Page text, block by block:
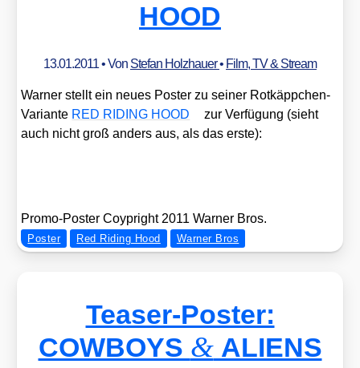
HOOD
13.01.2011• Von Stefan Holzhauer• Film, TV & Stream
War­ner stellt ein neu­es Pos­ter zu sei­ner Rot­käpp­chen-
Vari­an­te RED RIDING HOOD
zur Ver­fü­gung (sieht
auch nicht groß anders aus, als das ers­te):
Pro­mo-Pos­ter Coyp­right 2011 War­ner Bros.
Poster Red Riding Hood Warner Bros
Teaser-Poster:
COWBOYS &ALIENS